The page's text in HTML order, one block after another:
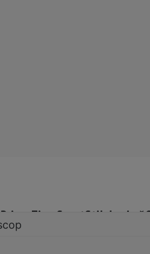
Prime Time SportStil de viață